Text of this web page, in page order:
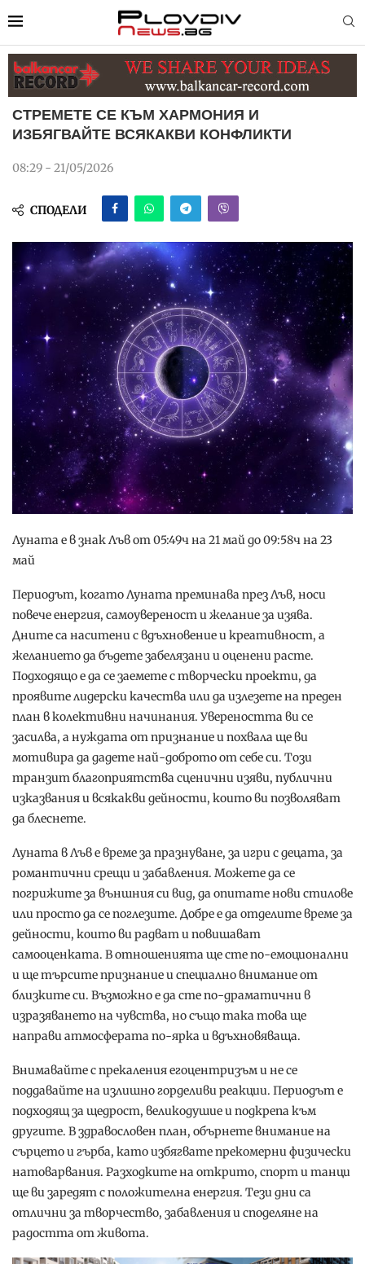
СТРЕМЕТЕ СЕ КЪМ ХАРМОНИЯ И
ИЗБЯГВАЙТЕ ВСЯКАКВИ КОНФЛИКТИ
08:29 - 21/05/2026
СПОДЕЛИ
Луната е в знак Лъв от 05:49ч на 21 май до 09:58ч на 23
май
Периодът, когато Луната преминава през Лъв, носи
повече енергия, самоувереност и желание за изява.
Дните са наситени с вдъхновение и креативност, а
желанието да бъдете забелязани и оценени расте.
Подходящо е да се заемете с творчески проекти, да
проявите лидерски качества или да излезете на преден
план в колективни начинания. Увереността ви се
засилва, а нуждата от признание и похвала ще ви
мотивира да дадете най-доброто от себе си. Този
транзит благоприятства сценични изяви, публични
изказвания и всякакви дейности, които ви позволяват
да блеснете.
Луната в Лъв е време за празнуване, за игри с децата, за
романтични срещи и забавления. Можете да се
погрижите за външния си вид, да опитате нови стилове
или просто да се поглезите. Добре е да отделите време за
дейности, които ви радват и повишават
самооценката. В отношенията ще сте по-емоционални
и ще търсите признание и специално внимание от
близките си. Възможно е да сте по-драматични в
изразяването на чувства, но също така това ще
направи атмосферата по-ярка и вдъхновяваща.
Внимавайте с прекаления егоцентризъм и не се
поддавайте на излишно горделиви реакции. Периодът е
подходящ за щедрост, великодушие и подкрепа към
другите. В здравословен план, обърнете внимание на
сърцето и гърба, като избягвате прекомерни физически
натоварвания. Разходките на открито, спорт и танци
ще ви заредят с положителна енергия. Тези дни са
отлични за творчество, забавления и споделяне на
радостта от живота.